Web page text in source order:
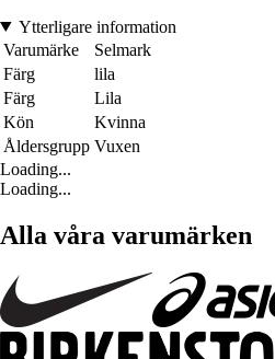
Ytterligare information
Varumärke
Selmark
Färg
lila
Färg
Lila
Kön
Kvinna
Åldersgrupp Vuxen
Loading...
Loading...
Alla våra varumärken